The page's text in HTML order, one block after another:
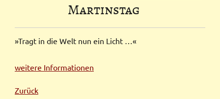
Martinstag
»Tragt in die Welt nun ein Licht …«
weitere Informationen
Zurück